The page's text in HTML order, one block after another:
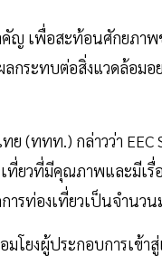
ญ เพื่อสะท้อนศักยภาพ
กระทบต่อสิ่งแวดล้อม
ย (ททท.) กล่าวว่า
ยวที่มีคุณภาพและมีเรื่อ
ารท่องเที่ยวเป็นจำนวน
ยงผู้ประกอบการเข้า